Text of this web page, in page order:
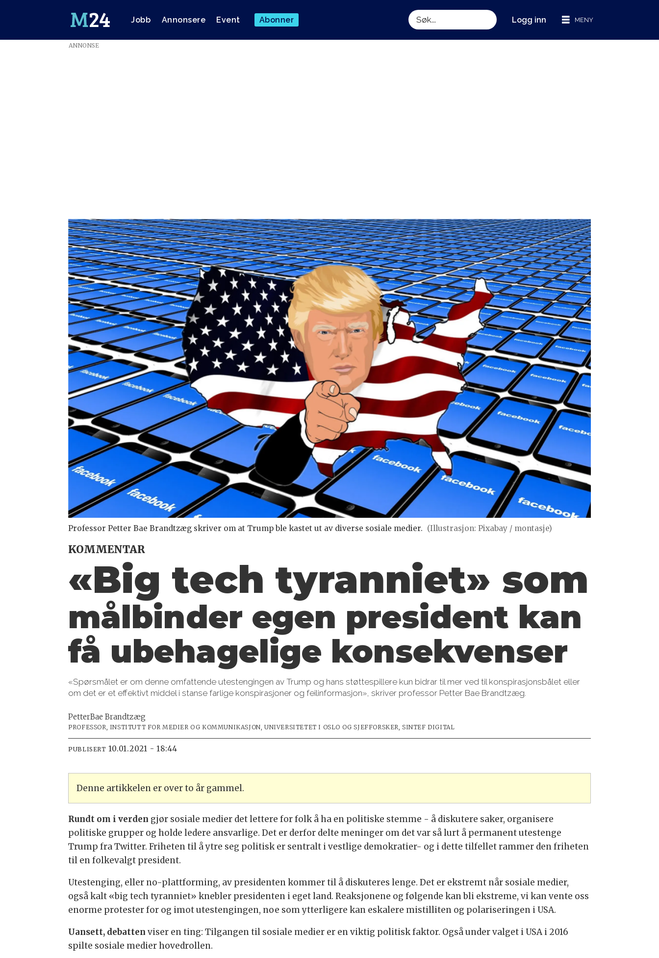
Jobb Annonsere Event Abonner
Søk
Logg inn
ANNONSE
Professor Petter Bae Brandtzæg skriver om at Trump ble kastet ut av diverse sosiale medier. (Illustrasjon: Pixabay / montasje)
KOMMENTAR
«Big tech tyranniet» som
målbinder egen president kan
få ubehagelige konsekvenser
«Spørsmålet er om denne omfattende utestengingen av Trump og hans støttespillere kun bidrar til mer ved til konspirasjonsbålet eller
om det er et effektivt middel i stanse farlige konspirasjoner og feilinformasjon», skriver professor Petter Bae Brandtzæg.
PetterBae Brandtzæg
PROFESSOR, INSTITUTT FOR MEDIER OG KOMMUNIKASJON, UNIVERSITETET I OSLO OG SJEFFORSKER, SINTEF DIGITAL
PUBLISERT 10.01.2021 - 18:44
Denne artikkelen er over to år gammel.
Rundt om i verden gjør sosiale medier det lettere for folk å ha en politiske stemme - å diskutere saker, organisere
politiske grupper og holde ledere ansvarlige. Det er derfor delte meninger om det var så lurt å permanent utestenge
Trump fra Twitter. Friheten til å ytre seg politisk er sentralt i vestlige demokratier- og i dette tilfellet rammer den friheten
til en folkevalgt president.
Utestenging, eller no-plattforming, av presidenten kommer til å diskuteres lenge. Det er ekstremt når sosiale medier,
også kalt «big tech tyranniet» knebler presidenten i eget land. Reaksjonene og følgende kan bli ekstreme, vi kan vente oss
enorme protester for og imot utestengingen, noe som ytterligere kan eskalere mistilliten og polariseringen i USA.
Uansett, debatten viser en ting: Tilgangen til sosiale medier er en viktig politisk faktor. Også under valget i USA i 2016
spilte sosiale medier hovedrollen.